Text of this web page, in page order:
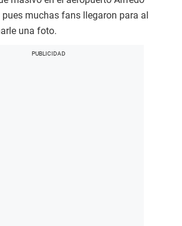
pues muchas fans llegaron para al
una foto.